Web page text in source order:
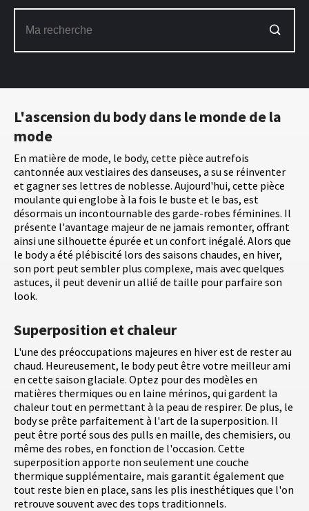
L'ascension du body dans le monde de la
mode
En matière de mode, le body, cette pièce autrefois
cantonnée aux vestiaires des danseuses, a su se réinventer
et gagner ses lettres de noblesse. Aujourd'hui, cette pièce
moulante qui englobe à la fois le buste et le bas, est
désormais un incontournable des garde-robes féminines. Il
présente l'avantage majeur de ne jamais remonter, offrant
ainsi une silhouette épurée et un confort inégalé. Alors que
le body a été plébiscité lors des saisons chaudes, en hiver,
son port peut sembler plus complexe, mais avec quelques
astuces, il peut devenir un allié de taille pour parfaire son
look.
Superposition et chaleur
L'une des préoccupations majeures en hiver est de rester au
chaud. Heureusement, le body peut être votre meilleur ami
en cette saison glaciale. Optez pour des modèles en
matières thermiques ou en laine mérinos, qui gardent la
chaleur tout en permettant à la peau de respirer. De plus, le
body se prête parfaitement à l'art de la superposition. Il
peut être porté sous des pulls en maille, des chemisiers, ou
même des robes, en fonction de l'occasion. Cette
superposition apporte non seulement une couche
thermique supplémentaire, mais garantit également que
tout reste bien en place, sans les plis inesthétiques que l'on
retrouve souvent avec des tops traditionnels.